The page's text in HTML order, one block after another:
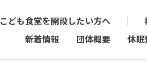
こども食堂を開設したい方へ
新着情報
団体概要 休眠